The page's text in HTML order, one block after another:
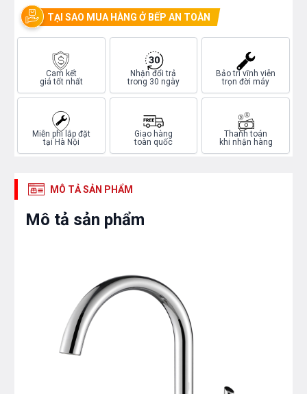
TẠI SAO MUA HÀNG Ở BẾP AN TOÀN
Cam kết
giá tốt nhất
Nhận đổi trả
trong 30 ngày
Bảo trì vĩnh viễn
trọn đời máy
Miễn phí lắp đặt
tại Hà Nội
Giao hàng
toàn quốc
Thanh toán
khi nhận hàng
MÔ TẢ SẢN PHẨM
Mô tả sản phẩm